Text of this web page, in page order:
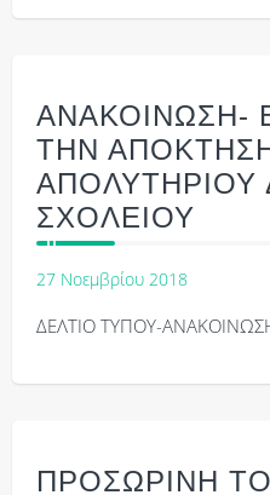
ΑΝΑΚΟΙΝΩΣΗ-
ΤΗΝ
ΑΠΟΛΥΤΗΡΙΟΥ
ΣΧΟΛΕΙΟΥ
27 Νοεμβρίου 2018
ΔΕΛΤΙΟ ΤΥΠΟΥ-
ΠΡΟΣΩΡΙΝΗ